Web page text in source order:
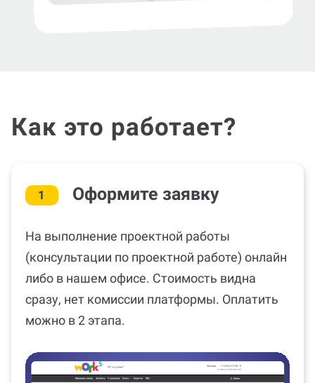
Как это работает?
1 Оформите заявку
На выполнение проектной работы
(консультации по проектной работе) онлайн
либо в нашем офисе. Стоимость видна
сразу, нет комиссии платформы. Оплатить
можно в 2 этапа.